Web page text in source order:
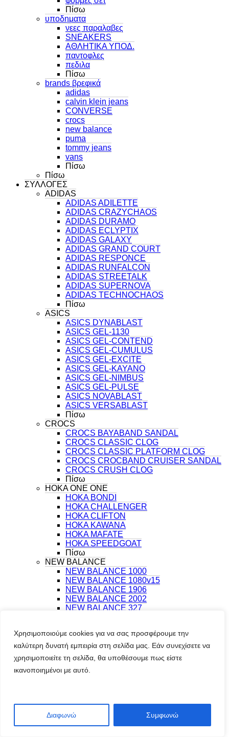
Χρησιμοποιούμε cookies για να σας προσφέρουμε την
καλύτερη δυνατή εμπειρία στη σελίδα μας. Εάν συνεχίσετε να
χρησιμοποιείτε τη σελίδα, θα υποθέσουμε πως είστε
ικανοποιημένοι με αυτό.
Διαφωνώ Συμφωνώ
Πίσω
υποδηματα
νεες παραλαβες
SNEAKERS
ΑΘΛΗΤΙΚΑ ΥΠΟΔ.
παντοφλες
πεδιλα
Πίσω
brands βρεφικά
adidas
calvin klein jeans
CONVERSE
crocs
new balance
puma
tommy jeans
vans
Πίσω
Πίσω
ΣΥΛΛΟΓΕΣ
ADIDAS
ADIDAS ADILETTE
ADIDAS CRAZYCHAOS
ADIDAS DURAMO
ADIDAS ECLYPTIX
ADIDAS GALAXY
ADIDAS GRAND COURT
ADIDAS RESPONCE
ADIDAS RUNFALCON
ADIDAS STREETALK
ADIDAS SUPERNOVA
ADIDAS TECHNOCHAOS
Πίσω
ASICS
ASICS DYNABLAST
ASICS GEL-1130
ASICS GEL-CONTEND
ASICS GEL-CUMULUS
ASICS GEL-EXCITE
ASICS GEL-KAYANO
ASICS GEL-NIMBUS
ASICS GEL-PULSE
ASICS NOVABLAST
ASICS VERSABLAST
Πίσω
CROCS
CROCS BAYABAND SANDAL
CROCS CLASSIC CLOG
CROCS CLASSIC PLATFORM CLOG
CROCS CROCBAND CRUISER SANDAL
CROCS CRUSH CLOG
Πίσω
HOKA ONE ONE
HOKA BONDI
HOKA CHALLENGER
HOKA CLIFTON
HOKA KAWANA
HOKA MAFATE
HOKA SPEEDGOAT
Πίσω
NEW BALANCE
NEW BALANCE 1000
NEW BALANCE 1080v15
NEW BALANCE 1906
NEW BALANCE 2002
NEW BALANCE 327
NEW BALANCE 603
NEW BALANCE 740
NEW BALANCE 9060
NEW BALANCE ABZORB 2000
NEW BALANCE ELLIPSE
PUMA CAVEN
PUMA DASHER